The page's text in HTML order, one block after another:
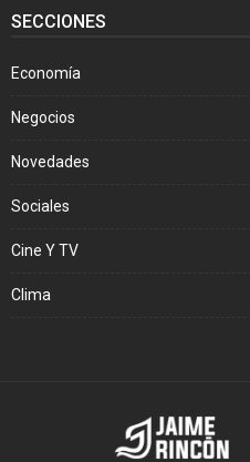
SECCIONES
Economía
Negocios
Novedades
Sociales
Cine Y TV
Clima